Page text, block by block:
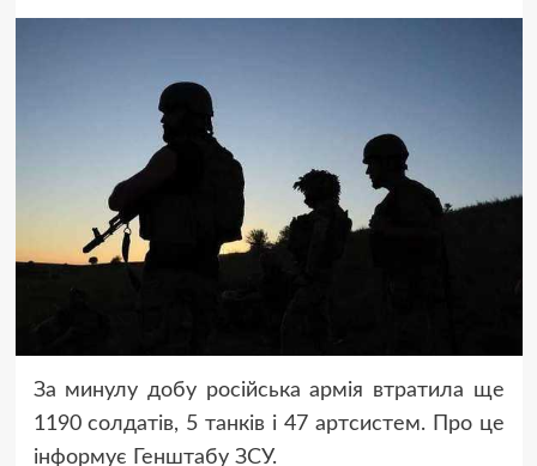
За минулу добу російська армія втратила ще
1190 солдатів, 5 танків і 47 артсистем. Про це
інформує Генштабу ЗСУ.